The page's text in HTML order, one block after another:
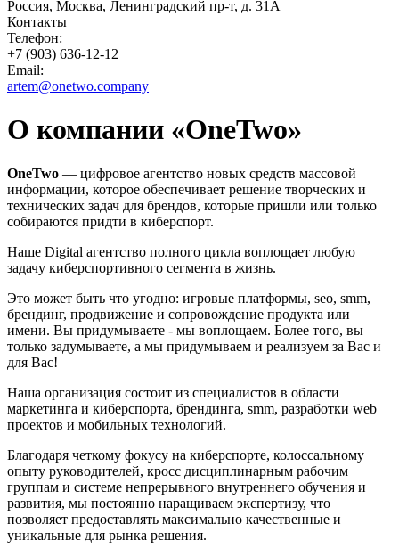
Россия, Москва, Ленинградский пр-т, д. 31А
Контакты
Телефон:
+7 (903) 636-12-12
Email:
artem@onetwo.company
О компании «OneTwo»
OneTwo — цифровое агентство новых средств массовой
информации, которое обеспечивает решение творческих и
технических задач для брендов, которые пришли или только
собираются придти в киберспорт.
Наше Digital агентство полного цикла воплощает любую
задачу киберспортивного сегмента в жизнь.
Это может быть что угодно: игровые платформы, seo, smm,
брендинг, продвижение и сопровождение продукта или
имени. Вы придумываете - мы воплощаем. Более того, вы
только задумываете, а мы придумываем и реализуем за Вас и
для Вас!
Наша организация состоит из специалистов в области
маркетинга и киберспорта, брендинга, smm, разработки web
проектов и мобильных технологий.
Благодаря четкому фокусу на киберспорте, колоссальному
опыту руководителей, кросс дисциплинарным рабочим
группам и системе непрерывного внутреннего обучения и
развития, мы постоянно наращиваем экспертизу, что
позволяет предоставлять максимально качественные и
уникальные для рынка решения.